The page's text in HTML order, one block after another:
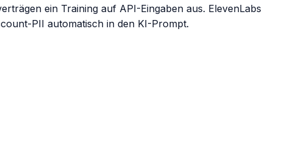
ein Training auf API-Eingaben aus. ElevenLabs
PII automatisch in den KI-Prompt.